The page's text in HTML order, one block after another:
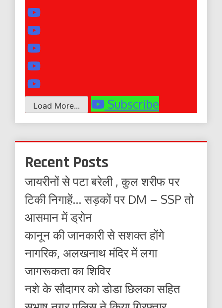
Load More... Subscribe
Recent Posts
जायरीनों से पटा बरेली , कुल शरीफ पर
टिकी निगाहें… सड़कों पर DM – SSP तो
आसमान में ड्रोन
कानून की जानकारी से सशक्त होंगे
नागरिक, अलखनाथ मंदिर में लगा
जागरूकता का शिविर
नशे के सौदागर को डोडा छिलका सहित